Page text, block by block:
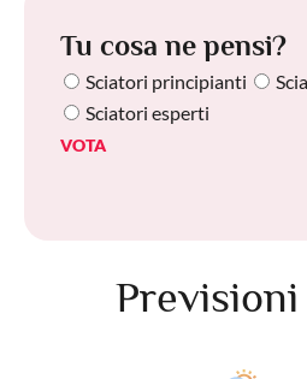
Tu cosa ne pensi?
Sciatori principianti
Sciatori esperti
VOTA